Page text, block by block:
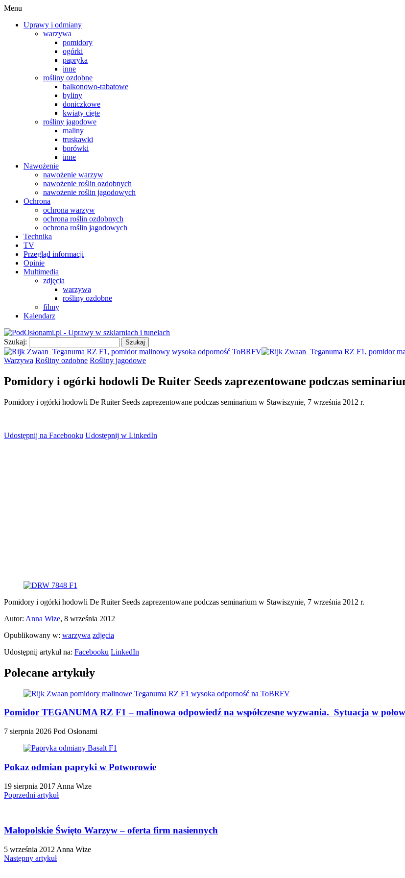
Menu
Uprawy i odmiany
warzywa
pomidory
ogórki
papryka
inne
rośliny ozdobne
balkonowo-rabatowe
byliny
doniczkowe
kwiaty cięte
rośliny jagodowe
maliny
truskawki
borówki
inne
Nawożenie
nawożenie warzyw
nawożenie roślin ozdobnych
nawożenie roślin jagodowych
Ochrona
ochrona warzyw
ochrona roślin ozdobnych
ochrona roślin jagodowych
Technika
TV
Przegląd informacji
Opinie
Multimedia
zdjęcia
warzywa
rośliny ozdobne
filmy
Kalendarz
Szukaj:
Warzywa Rośliny ozdobne Rośliny jagodowe
Pomidory i ogórki hodowli De Ruiter Seeds zaprezentowane podczas
Pomidory i ogórki hodowli De Ruiter Seeds zaprezentowane podczas seminarium w Stawiszynie, 7 września 2012 r.
Udostępnij na Facebooku Udostępnij w LinkedIn
Pomidory i ogórki hodowli De Ruiter Seeds zaprezentowane podczas seminarium w Stawiszynie, 7 września 2012 r.
Autor: Anna Wize, 8 września 2012
Opublikowany w: warzywa zdjęcia
Udostępnij artykuł na: Facebooku LinkedIn
Polecane artykuły
Pomidor TEGANUMA RZ F1 – malinowa odpowiedź na współczesne wyzwania. Sytuacja w
7 sierpnia 2026 Pod Osłonami
Pokaz odmian papryki w Potworowie
19 sierpnia 2017 Anna Wize
Poprzedni artykuł
Małopolskie Święto Warzyw – oferta firm nasiennych
5 września 2012 Anna Wize
Następny artykuł